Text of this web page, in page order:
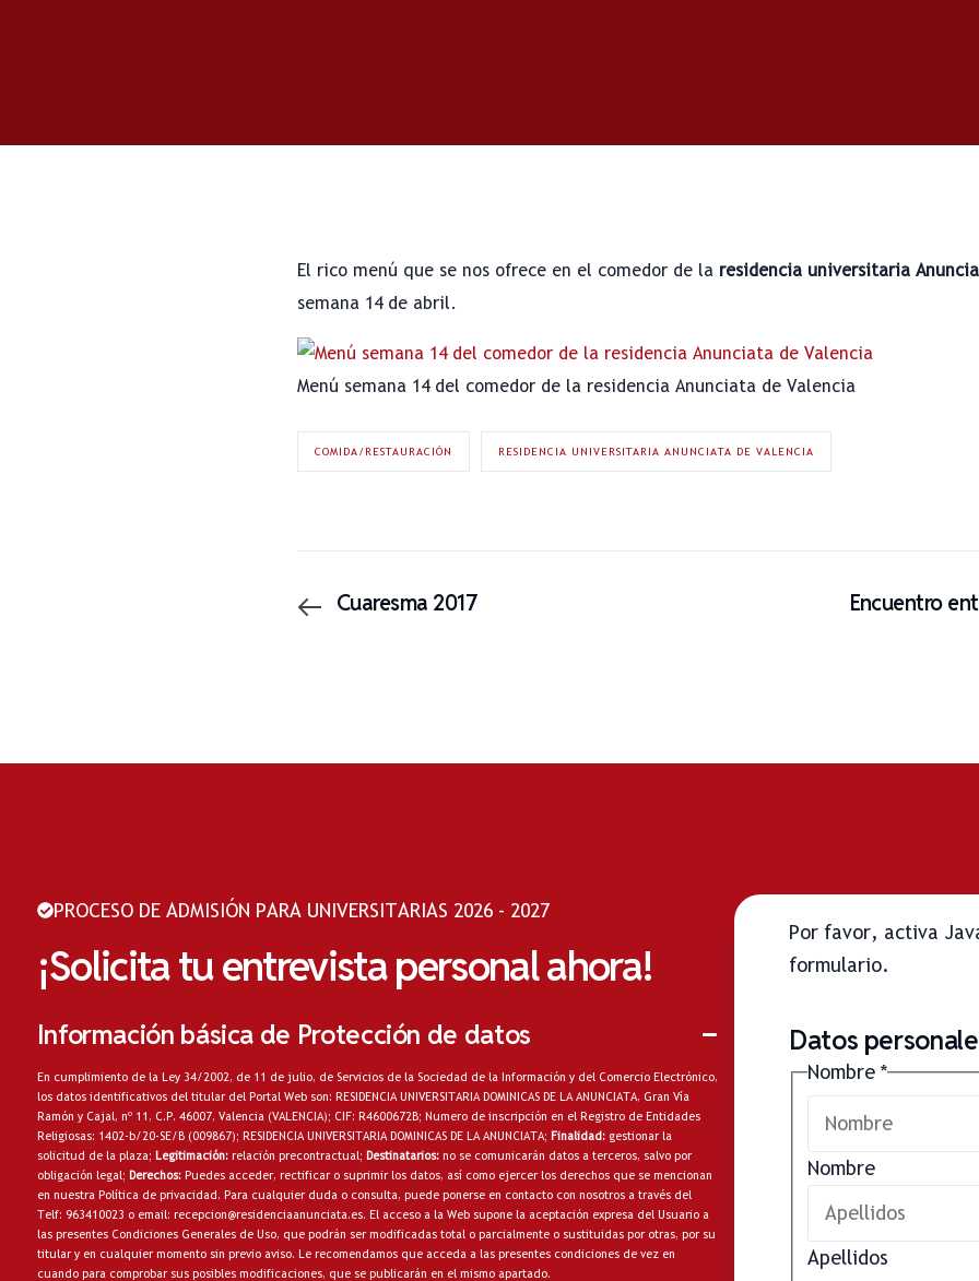
El rico menú que se nos ofrece en el comedor de la residencia universitaria
semana 14 de abril.
Menú semana 14 del comedor de la residencia Anunciata de Valencia
COMIDA/RESTAURACIÓN RESIDENCIA UNIVERSITARIA ANUNCIATA DE VALENCIA
Cuaresma 2017 Encuentro
PROCESO DE ADMISIÓN PARA UNIVERSITARIAS 2026 - 2027
¡Solicita tu entrevista personal ahora!
Información básica de Protección de datos
En cumplimiento de la Ley 34/2002, de 11 de julio, de Servicios de la Sociedad de la Información y del Comercio Electrónico,
los datos identificativos del titular del Portal Web son: RESIDENCIA UNIVERSITARIA DOMINICAS DE LA ANUNCIATA, Gran Vía
Ramón y Cajal, nº 11, C.P. 46007, Valencia (VALENCIA); CIF: R4600672B; Numero de inscripción en el Registro de Entidades
Religiosas: 1402-b/20-SE/B (009867); RESIDENCIA UNIVERSITARIA DOMINICAS DE LA ANUNCIATA; Finalidad: gestionar la
solicitud de la plaza; Legitimación: relación precontractual; Destinatarios: no se comunicarán datos a terceros, salvo por
obligación legal; Derechos: Puedes acceder, rectificar o suprimir los datos, así como ejercer los derechos que se mencionan
en nuestra Política de privacidad. Para cualquier duda o consulta, puede ponerse en contacto con nosotros a través del
Telf: 963410023 o email: recepcion@residenciaanunciata.es. El acceso a la Web supone la aceptación expresa del Usuario a
las presentes Condiciones Generales de Uso, que podrán ser modificadas total o parcialmente o sustituidas por otras, por su
titular y en cualquier momento sin previo aviso. Le recomendamos que acceda a las presentes condiciones de vez en
cuando para comprobar sus posibles modificaciones, que se publicarán en el mismo apartado.
Por favor, activa
formulario.
Datos
Nombre*
Nombre
Apellidos